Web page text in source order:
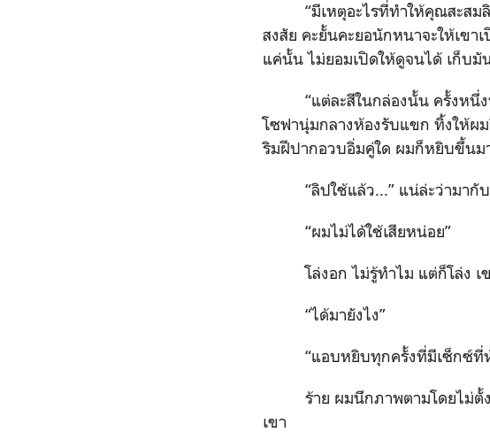
“มีเหตุอะไรที่ทำให้คุณสะส
สงสัย คะยั้นคะยอนักหนาจะให้เข
แค่นั้น ไม่ยอมเปิดให้ดูจนได้ เก็บมั
“แต่ละสีในกล่องนั้น ครั้งหนึ่
โซฟานุ่มกลางห้องรับแขก ทิ้งให้ผ
ริมฝีปากอวบอิ่มคู่ใด ผมก็หยิบขึ้นม
“ลิปใช้แล้ว...” แน่ล่ะว่ามากั
“ผมไม่ได้ใช้เสียหน่อย”
โล่งอก ไม่รู้ทำไม แต่ก็โล่ง
“ได้มายังไง”
“แอบหยิบทุกครั้งที่มีเซ็กซ์ที่
ร้าย ผมนึกภาพตามโดยไม่ตั้
เขา